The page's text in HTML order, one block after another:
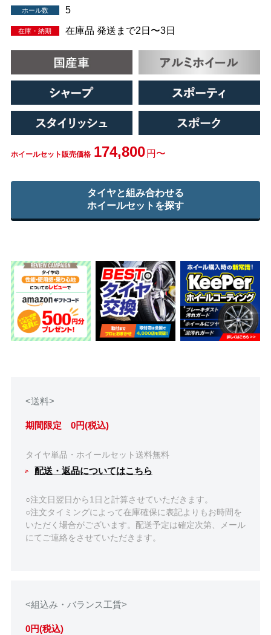
ホール数 5
在庫・納期 在庫品 発送まで2日〜3日
ホイールセット販売価格 174,800 円〜
タイヤと組み合わせる
ホイールセットを探す
<送料>
期間限定 0円(税込)
タイヤ単品・ホイールセット送料無料
配送・返品についてはこちら
○注文日翌日から1日と計算させていただきます。
○注文タイミングによって在庫確保に表記よりもお時間を
いただく場合がございます。配送予定は確定次第、メール
にてご連絡をさせていただきます。
<組込み・バランス工賃>
0円(税込)